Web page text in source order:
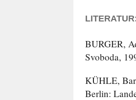
BURGER,
Svoboda,
KÜHLE,
Berlin: